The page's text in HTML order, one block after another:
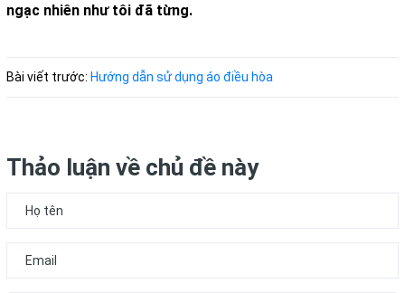
ngạc nhiên như tôi đã từng.
Bài viết trước: Hướng dẫn sử dụng áo điều hòa
Thảo luận về chủ đề này